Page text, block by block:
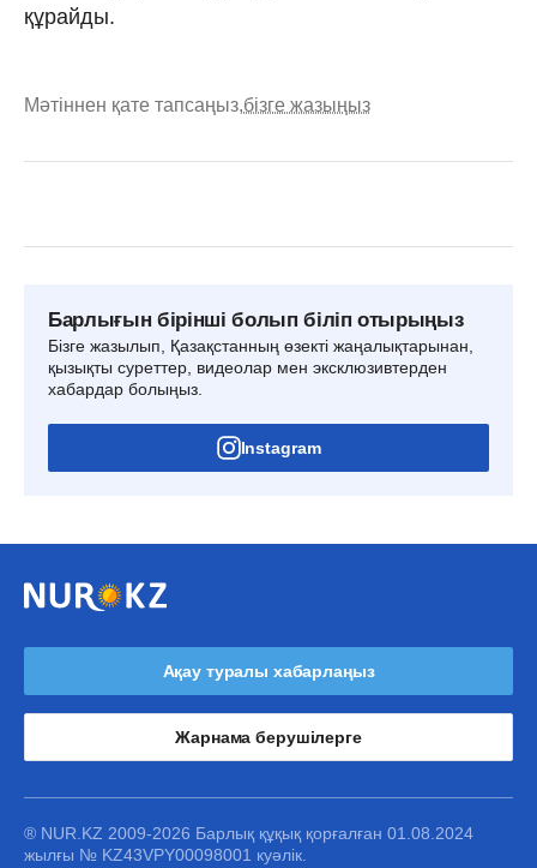
құрайды.
Мәтіннен қате тапсаңыз,бізге жазыңыз
Барлығын бірінші болып біліп отырыңыз
Бізге жазылып, Қазақстанның өзекті жаңалықтарынан,
қызықты суреттер, видеолар мен эксклюзивтерден
хабардар болыңыз.
Instagram
Ақау туралы хабарлаңыз
Жарнама берушілерге
® NUR.KZ 2009-2026 Барлық құқық қорғалған 01.08.2024
жылғы № KZ43VPY00098001 куәлік.